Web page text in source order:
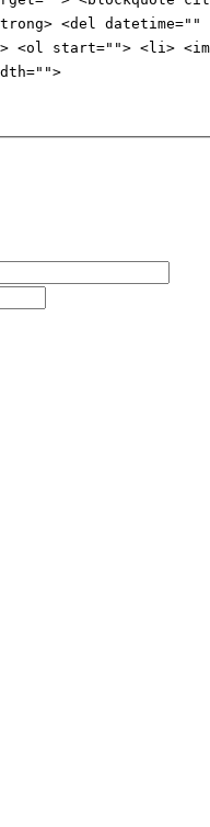
<del
<ol start=""> <li>